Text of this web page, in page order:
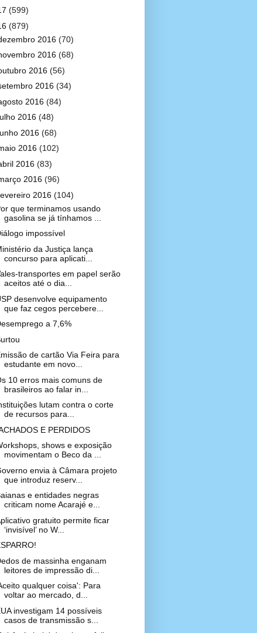
(599)
(879)
2016 (70)
2016 (68)
2016 (56)
2016 (34)
2016 (84)
2016 (48)
2016 (68)
2016 (102)
2016 (83)
2016 (96)
2016 (104)
que terminamos usando
gasolina se já tínhamos ...
impossível
da Justiça lança
concurso para aplicati...
transportes em papel serão
aceitos até o dia...
desenvolve equipamento
que faz cegos percebere...
a 7,6%
de cartão Via Feira para
estudante em novo...
10 erros mais comuns de
brasileiros ao falar in...
lutam contra o corte
de recursos para...
E PERDIDOS
shows e exposição
movimentam o Beco da ...
envia à Câmara projeto
que introduz reserv...
e entidades negras
criticam nome Acarajé e...
gratuito permite ficar
‘invisível’ no W...
de massinha enganam
leitores de impressão di...
qualquer coisa': Para
voltar ao mercado, d...
investigam 14 possíveis
casos de transmissão s...